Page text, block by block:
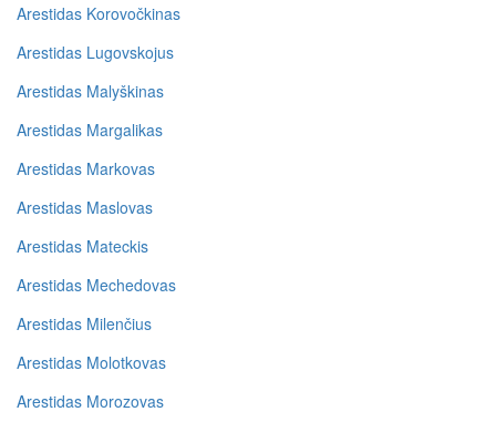
Arestidas Korovočkinas
Arestidas Lugovskojus
Arestidas Malyškinas
Arestidas Margalikas
Arestidas Markovas
Arestidas Maslovas
Arestidas Mateckis
Arestidas Mechedovas
Arestidas Milenčius
Arestidas Molotkovas
Arestidas Morozovas